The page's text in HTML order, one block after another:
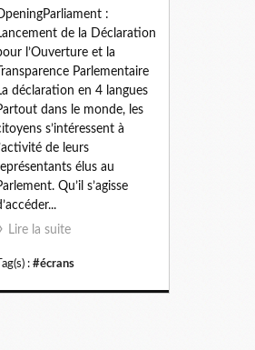
:
de la Déclaration
l’Ouverture et la
Transparence Parlementaire
déclaration en 4 langues
dans le monde, les
s’intéressent à
l’activité de leurs
élus au
Qu’il s’agisse
Lire la suite
Tag(s) : #écrans